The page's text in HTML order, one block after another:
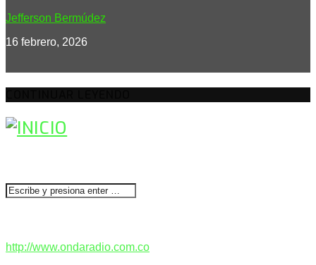
Jefferson Bermúdez
16 febrero, 2026
http://www.ondaradio.com.co